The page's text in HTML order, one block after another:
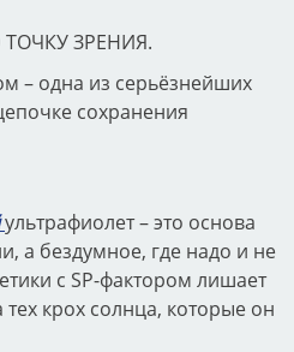
ЗРЕНИЯ.
– одна из серьёзнейших
сохранения
ультрафиолет – это основа
а бездумное, где надо и не
с SP-фактором лишает
крох солнца, которые он